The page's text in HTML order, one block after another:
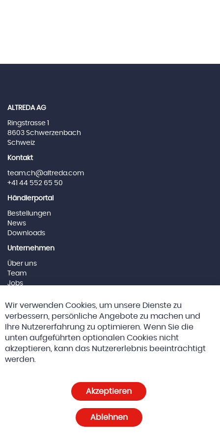
ALTREDA AG
Ringstrasse 1
8603 Schwerzenbach
Schweiz
Kontakt
team.ch@altreda.com
+41 44 552 65 50
Händlerportal
Bestellungen
News
Downloads
Unternehmen
Über uns
Team
Jobs
Social Media
Cookie-Einstellungen
Wir verwenden Cookies, um unsere Dienste zu
verbessern, persönliche Angebote zu machen und
Ihre Nutzererfahrung zu optimieren. Wenn Sie die
unten aufgeführten optionalen Cookies nicht
akzeptieren, kann das Nutzererlebnis beeinträchtigt
werden.
Akzeptieren
Ablehnen